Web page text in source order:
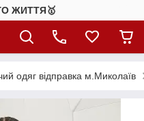
ЖИТТЯ🥇
одяг відправка м.Миколаїв